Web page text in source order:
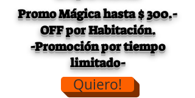
Promo Mágica hasta $ 300.-
OFF por Habitación.
-Promoción por tiempo
limitado-
Quiero!